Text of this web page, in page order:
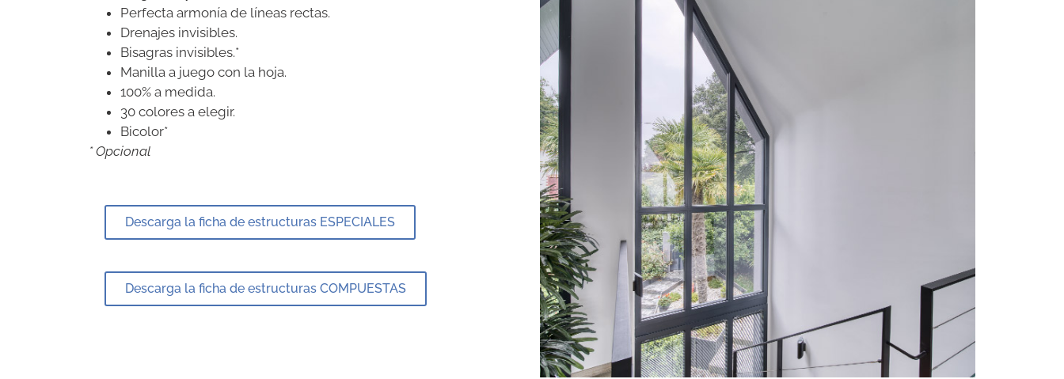
Perfecta armonía de líneas rectas.
Drenajes invisibles.
Bisagras invisibles.*
Manilla a juego con la hoja.
100% a medida.
30 colores a elegir.
Bicolor*
* Opcional
Descarga la ficha de estructuras ESPECIALES
Descarga la ficha de estructuras COMPUESTAS